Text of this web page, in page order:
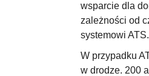
wsparcie dla
zależności od
systemowi ATS.
W przypadku
w drodze. 200